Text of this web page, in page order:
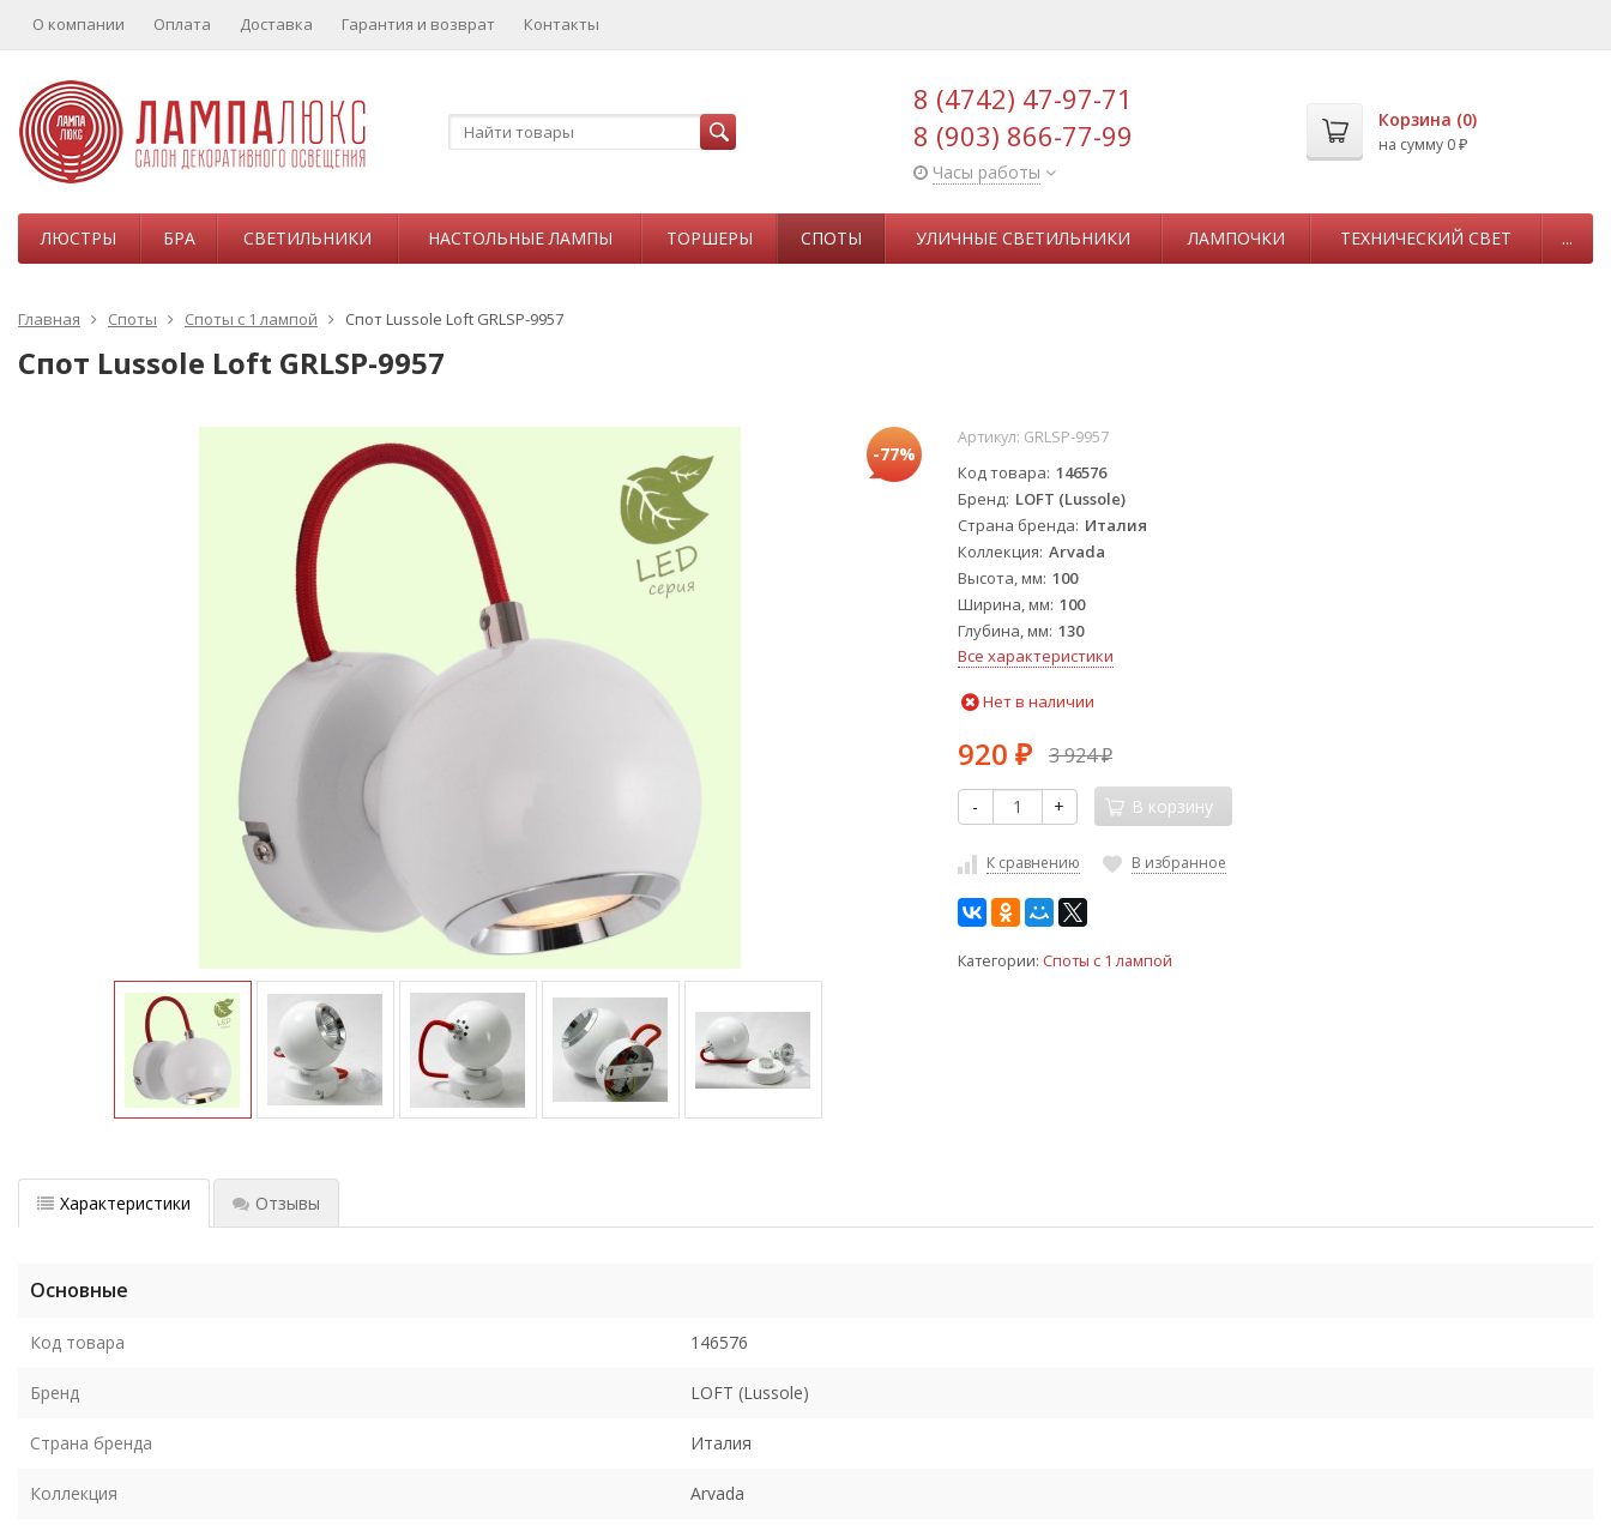
О компании Оплата Доставка Гарантия и возврат Контакты
8 (4742) 47-97-71
8 (903) 866-77-99
Часы работы
Корзина (0)
на сумму 0 ₽
ЛЮСТРЫ БРА СВЕТИЛЬНИКИ НАСТОЛЬНЫЕ ЛАМПЫ ТОРШЕРЫ СПОТЫ УЛИЧНЫЕ СВЕТИЛЬНИКИ ЛАМПОЧКИ ТЕХНИЧЕСКИЙ СВЕТ ...
Главная Споты Споты с 1 лампой Спот Lussole Loft GRLSP-9957
Спот Lussole Loft GRLSP-9957
-77%
Артикул: GRLSP-9957
Код товара 146576
Бренд LOFT (Lussole)
Страна бренда Италия
Коллекция Arvada
Высота, мм 100
Ширина, мм 100
Глубина, мм 130
Все характеристики
Нет в наличии
920 ₽ 3 924₽
- + В корзину
К сравнению В избранное
Категории: Споты с 1 лампой
Характеристики Отзывы
Основные
Код товара 146576
Бренд LOFT (Lussole)
Страна бренда Италия
Коллекция Arvada